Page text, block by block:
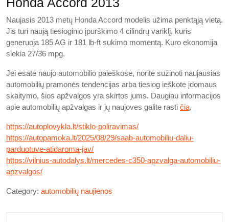
Naujasis 2013 metų Honda Accord modelis užima penktąją vietą.
Jis turi naują tiesioginio įpurškimo 4 cilindrų variklį, kuris
generuoja 185 AG ir 181 lb-ft sukimo momentą. Kuro ekonomija
siekia 27/36 mpg.
Jei esate naujo automobilio paieškose, norite sužinoti naujausias
automobilių pramonės tendencijas arba tiesiog ieškote įdomaus
skaitymo, šios apžvalgos yra skirtos jums. Daugiau informacijos
apie automobilių apžvalgas ir jų naujoves galite rasti čia.
https://autoplovykla.lt/stiklo-poliravimas/
https://autopamoka.lt/2025/08/29/saab-automobiliu-daliu-
parduotuve-atidaroma-jav/
https://vilnius-autodalys.lt/mercedes-c350-apzvalga-automobiliu-
apzvalgos/
Category: automobilių naujienos